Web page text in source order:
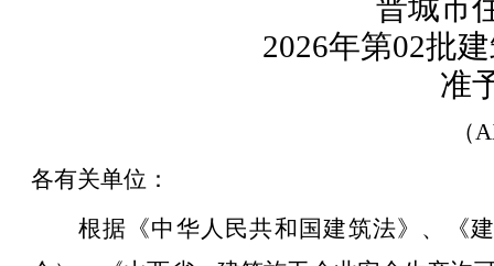
晋城市
2026年第02批
准
（
各有关单位 ：
根据《中华人民共和国建筑法》、《